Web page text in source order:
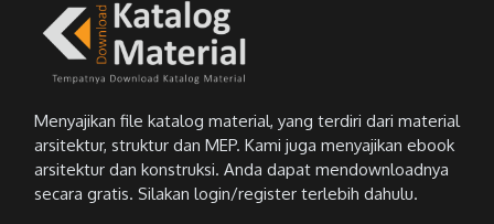
Menyajikan file katalog material, yang terdiri dari material
arsitektur, struktur dan MEP. Kami juga menyajikan ebook
arsitektur dan konstruksi. Anda dapat mendownloadnya
secara gratis. Silakan login/register terlebih dahulu.